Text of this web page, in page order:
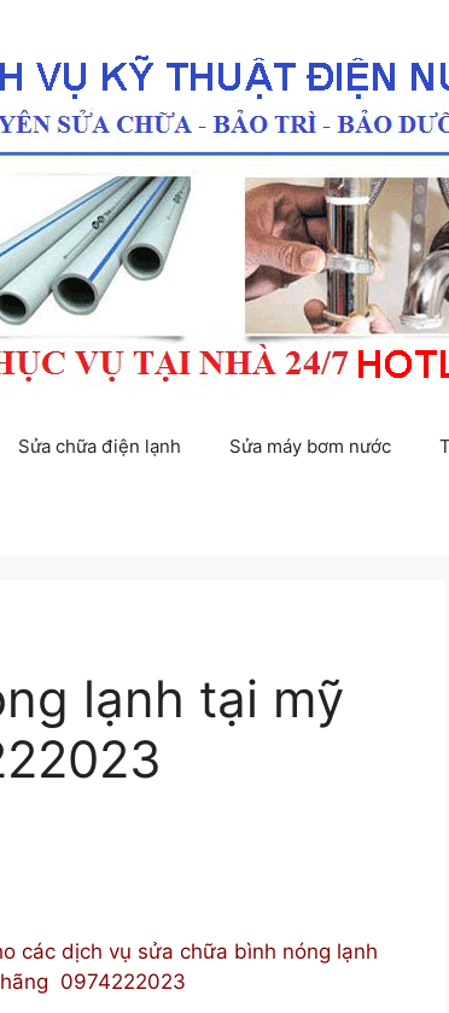
Sửa chữa điện lạnh Sửa máy bơm nước
lạnh tại mỹ
các dịch vụ sửa chữa bình nóng lạnh
0974222023